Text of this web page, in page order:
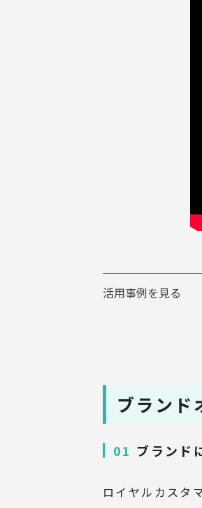
活用事例を見る
ブラン
01 ブランド
ロイヤルカスタ